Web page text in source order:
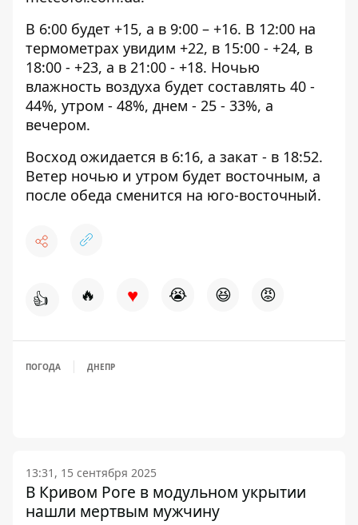
В 6:00 будет +15, а в 9:00 – +16. В 12:00 на
термометрах увидим +22, в 15:00 - +24, в
18:00 - +23, а в 21:00 - +18. Ночью
влажность воздуха будет составлять 40 -
44%, утром - 48%, днем ​​- 25 - 33%, а
вечером.
Восход ожидается в 6:16, а закат - в 18:52.
Ветер ночью и утром будет восточным, а
после обеда сменится на юго-восточный.
👍 🔥 ♥ 😭 😆 😡
ПОГОДА ДНЕПР
13:31, 15 сентября 2025
В Кривом Роге в модульном укрытии
нашли мертвым мужчину